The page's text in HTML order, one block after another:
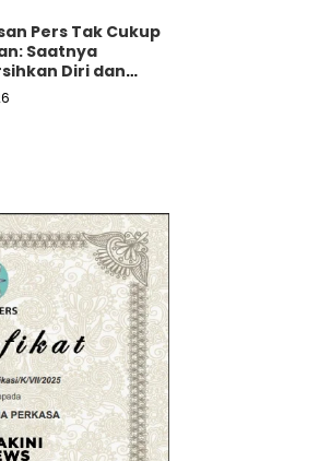
Pers Tak Cukup
Saatnya
Diri dan
Tekanan Nyata